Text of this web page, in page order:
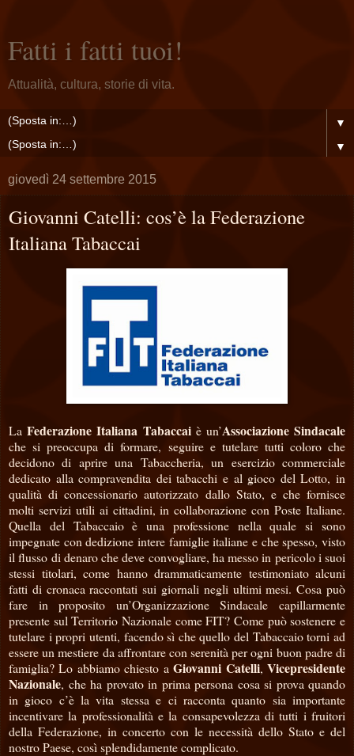
Fatti i fatti tuoi!
Attualità, cultura, storie di vita.
▼
▼
giovedì 24 settembre 2015
Giovanni Catelli: cos’è la Federazione
Italiana Tabaccai
LaFederazione Italiana Tabaccaiè un’Associazione Sindacale
che si preoccupa di formare, seguire e tutelare tutti coloro che
decidono di aprire una Tabaccheria, un esercizio commerciale
dedicato alla compravendita dei tabacchi e al gioco del Lotto, in
qualità di concessionario autorizzato dallo Stato, e che fornisce
molti servizi utili ai cittadini, in collaborazione con Poste Italiane.
Quella del Tabaccaio è una professione nella quale si sono
impegnate con dedizione intere famiglie italiane e che spesso, visto
il flusso di denaro che deve convogliare, ha messo in pericolo i suoi
stessi titolari, come hanno drammaticamente testimoniato alcuni
fatti di cronaca raccontati sui giornali negli ultimi mesi. Cosa può
fare in proposito un’Organizzazione Sindacale capillarmente
presente sul Territorio Nazionale come FIT? Come può sostenere e
tutelare i propri utenti, facendo sì che quello del Tabaccaio torni ad
essere un mestiere da affrontare con serenità per ogni buon padre di
famiglia? Lo abbiamo chiesto aGiovanni Catelli,Vicepresidente
Nazionale, che ha provato in prima persona cosa si prova quando
in gioco c’è la vita stessa e ci racconta quanto sia importante
incentivare la professionalità e la consapevolezza di tutti i fruitori
della Federazione, in concerto con le necessità dello Stato e del
nostro Paese, così splendidamente complicato.